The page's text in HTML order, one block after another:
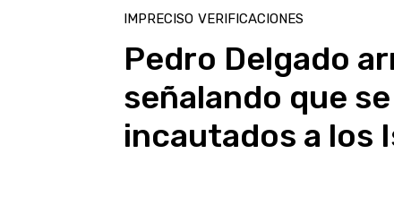
IMPRECISO VERIFICACIONES
Pedro Delgado
señalando que
incautados a los